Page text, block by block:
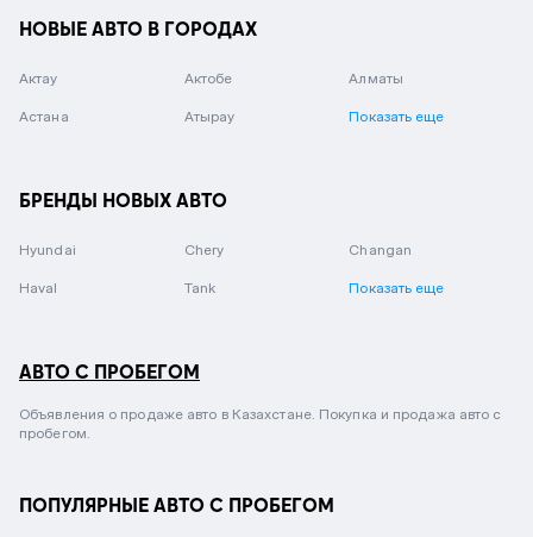
НОВЫЕ АВТО В ГОРОДАХ
Актау Актобе Алматы
Астана Атырау Показать еще
БРЕНДЫ НОВЫХ АВТО
Hyundai Chery Changan
Haval Tank Показать еще
АВТО С ПРОБЕГОМ
Объявления о продаже авто в Казахстане. Покупка и продажа авто с
пробегом.
ПОПУЛЯРНЫЕ АВТО С ПРОБЕГОМ